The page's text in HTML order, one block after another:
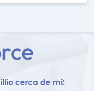
cerca de mi: